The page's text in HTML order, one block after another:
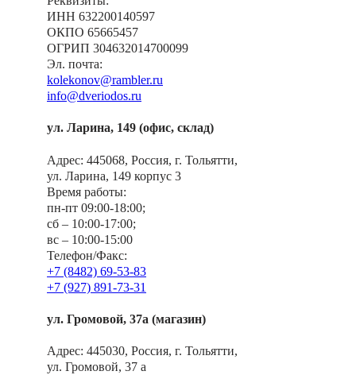
ИНН 632200140597
ОКПО 65665457
ОГРИП 304632014700099
Эл. почта:
kolekonov@rambler.ru
info@dveriodos.ru
ул. Ларина, 149 (офис, склад)
Адрес: 445068, Россия, г. Тольятти,
ул. Ларина, 149 корпус 3
Время работы:
пн-пт 09:00-18:00;
сб – 10:00-17:00;
вс – 10:00-15:00
Телефон/Факс:
+7 (8482) 69-53-83
+7 (927) 891-73-31
ул. Громовой, 37а (магазин)
Адрес: 445030, Россия, г. Тольятти,
ул. Громовой, 37 а